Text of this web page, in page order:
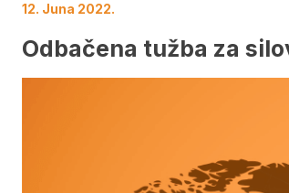
12. Juna 2022.
Odbačena tužba za